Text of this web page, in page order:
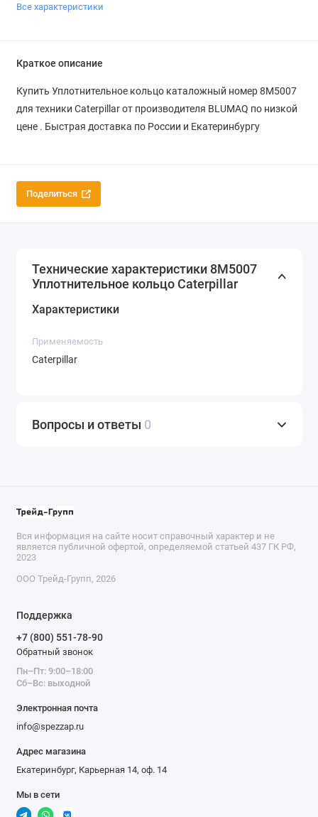
Все характеристики
Краткое описание
Купить Уплотнительное кольцо каталожный номер 8M5007
для техники Caterpillar от производителя BLUMAQ по низкой
цене . Быстрая доставка по России и Екатеринбургу
Поделиться
Технические характеристики 8M5007
Уплотнительное кольцо Caterpillar
Характеристики
Применяемость
Caterpillar
Вопросы и ответы 0
Вся информация на сайте носит справочный характер и не
является публичной офертой, определяемой статьей 437 ГК РФ,
2023
ООО Трейд-Групп, 2026
Поддержка
+7 (800) 551-78-90
Обратный звонок
Пн–Пт: 9:00–18:00
Сб–Вс: выходной
Электронная почта
info@spezzap.ru
Адрес магазина
Екатеринбург, Карьерная 14, оф. 14
Мы в сети